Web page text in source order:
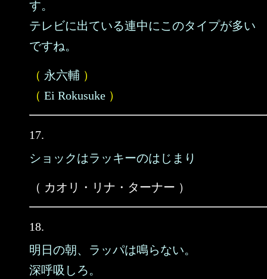
す。
テレビに出ている連中にこのタイプが多い
ですね。
（ 永六輔 ）
（ Ei Rokusuke ）
17.
ショックはラッキーのはじまり
（ カオリ・リナ・ターナー ）
18.
明日の朝、ラッパは鳴らない。
深呼吸しろ。